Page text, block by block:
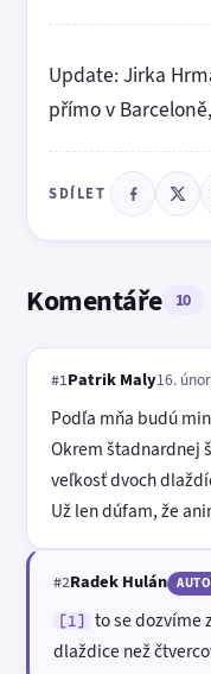
Update: Jirka
přímo v Barceloně,
SDÍLET
Komentáře 10
#1Patrik Maly16.
Podľa mňa budú
Okrem štadnardnej
veľkosť dvoch
Už len dúfam, že
#2Radek Hulán
[1]
to se dozvíme
dlaždice než